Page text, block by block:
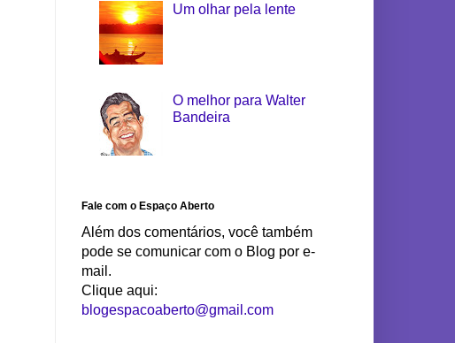
Um olhar pela lente
O melhor para Walter
Bandeira
Fale com o Espaço Aberto
Além dos comentários, você também
pode se comunicar com o Blog por e-
mail.
Clique aqui:
blogespacoaberto@gmail.com